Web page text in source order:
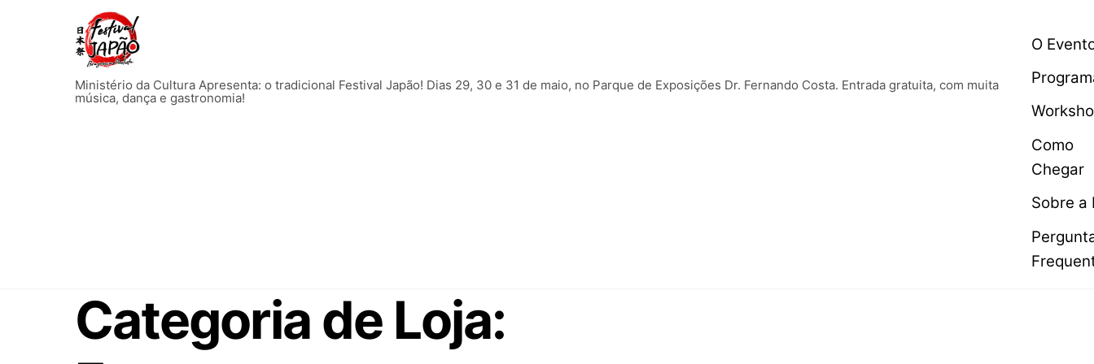
Ministério da Cultura Apresenta: o tradicional Festival Japão! Dias 29, 30 e 31 de maio, no Parque de Exposições Dr. Fernando Costa. Entrada gratuita, com muita
música, dança e gastronomia!
O
Como
Chegar
Sobre a
Categoria de Loja: